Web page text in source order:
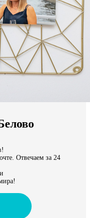
Отвечаем за 24